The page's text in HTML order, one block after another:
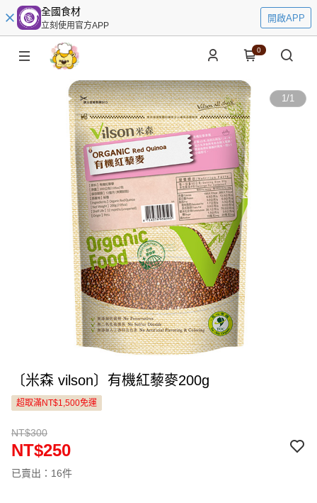
全國食材
立刻使用官方APP
開啟APP
0
1/1
〔米森 vilson〕有機紅藜麥200g
超取滿NT$1,500免運
NT$300
NT$250
已賣出：16件